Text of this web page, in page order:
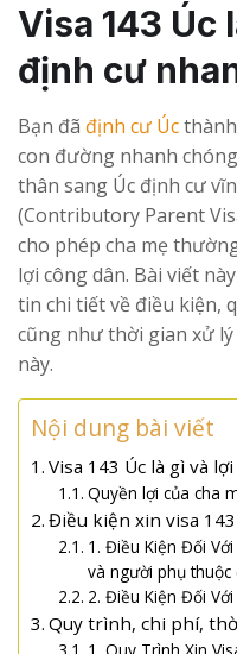
Visa 143 Úc
định cư
Bạn đã định cư Úc
con đường nhanh
thân sang Úc định cư
(Contributory Parent
cho phép cha mẹ
lợi công dân. Bài viết
tin chi tiết về điều kiện,
cũng như thời gian xử
này.
Nội dung bài viết
Visa 143 Úc là gì và
Quyền lợi của cha
Điều kiện xin visa
1. Điều Kiện Đối
và người phụ thuộc
2. Điều Kiện Đối
Quy trình, chi phí,